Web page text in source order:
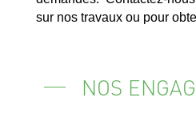
sur nos travaux ou pour
NOS